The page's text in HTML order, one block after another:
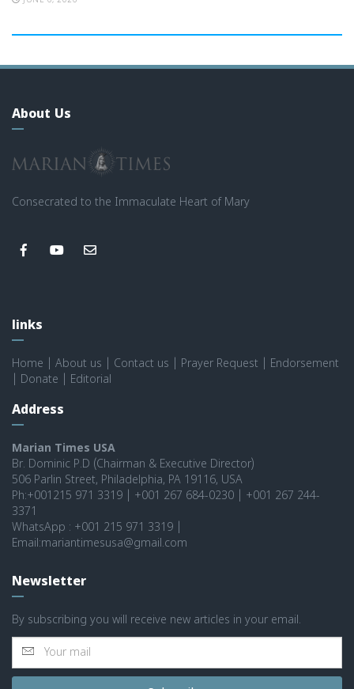
About Us
Consecrated to the Immaculate Heart of Mary
links
Home About us Contact us Prayer Request
Endorsement
Donate Editorial
Address
Marian Times USA
Br. Dominic P.D (Chairman & Executive Director)
506 Parlin Street, Philadelphia, PA 19116, USA
Ph:+001215 971 3319 | +001 267 684-0230 | +001 267 244-
3371
WhatsApp : +001 215 971 3319 |
Email:mariantimesusa@gmail.com
Newsletter
By subscribing you will receive new articles in your email.